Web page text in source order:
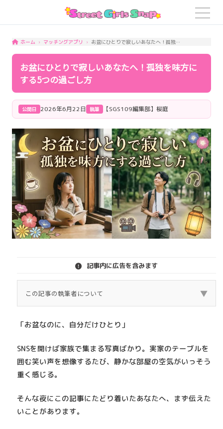
ホーム マッチングアプリ お盆にひとりで寂しいあなたへ！孤独を味方にする5つの過ごし方
お盆にひとりで寂しいあなたへ！孤独を味方に
する5つの過ごし方
公開日 2026年6月22日 執筆 【SGS109編集部】桜庭
記事内に広告を含みます
この記事の執筆者について ▼
この記事は、実際に東京（原宿エリア）でマッチング
筆者の体験をもとに書いています。 私はこれまで複数
のマッチングアプリを利用し、 実際にデート・交際・
失敗も含めた経験があります。 その上で、本当に出会
したポイントを正直に解説します。 広告目的ではな
く、 「これから使う人が失敗しないこと」を最優先に
「お盆なのに、自分だけひとり」
SNSを開けば家族で集まる写真ばかり。実家のテーブルを
囲む笑い声を想像するたび、静かな部屋の空気がいっそう
重く感じる。
そんな夜にこの記事にたどり着いたあなたへ、まず伝えた
いことがあります。